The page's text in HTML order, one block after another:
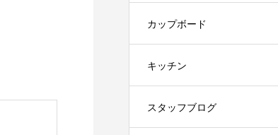
カップボード
キッチン
スタッフブログ